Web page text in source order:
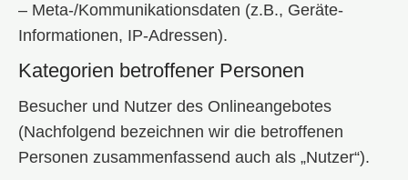
– Meta-/Kommunikationsdaten (z.B., Geräte-
Informationen, IP-Adressen).
Kategorien betroffener Personen
Besucher und Nutzer des Onlineangebotes
(Nachfolgend bezeichnen wir die betroffenen
Personen zusammenfassend auch als „Nutzer“).